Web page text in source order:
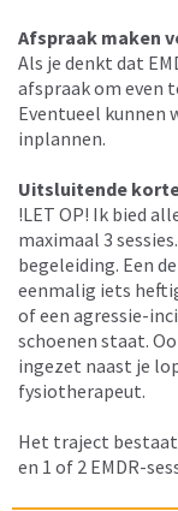
Afspraak maken
Als je denkt dat
afspraak om even
Eventueel kunnen
inplannen.
Uitsluitende
!LET OP! Ik bied
maximaal 3
begeleiding. Een
eenmalig iets
of een agressie-
schoenen staat.
ingezet naast je
fysiotherapeut.
Het traject
en 1 of 2 EMDR-